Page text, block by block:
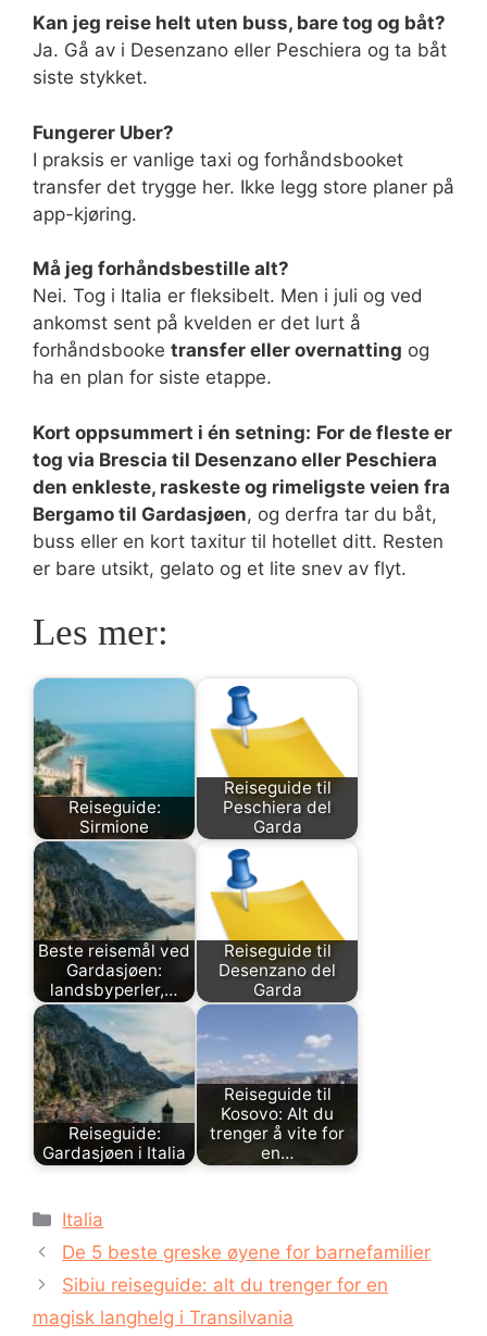
Kan jeg reise helt uten buss, bare tog og båt?
Ja. Gå av i Desenzano eller Peschiera og ta båt
siste stykket.
Fungerer Uber?
I praksis er vanlige taxi og forhåndsbooket
transfer det trygge her. Ikke legg store planer på
app-kjøring.
Må jeg forhåndsbestille alt?
Nei. Tog i Italia er fleksibelt. Men i juli og ved
ankomst sent på kvelden er det lurt å
forhåndsbooke transfer eller overnatting og
ha en plan for siste etappe.
Kort oppsummert i én setning: For de fleste er
tog via Brescia til Desenzano eller Peschiera
den enkleste, raskeste og rimeligste veien fra
Bergamo til Gardasjøen, og derfra tar du båt,
buss eller en kort taxitur til hotellet ditt. Resten
er bare utsikt, gelato og et lite snev av flyt.
Les mer:
Reiseguide:
Sirmione
Reiseguide til
Peschiera del
Garda
Beste reisemål ved
Gardasjøen:
landsbyperler,…
Reiseguide til
Desenzano del
Garda
Reiseguide:
Gardasjøen i Italia
Reiseguide til
Kosovo: Alt du
trenger å vite for
en…
Kategorier
Italia
De 5 beste greske øyene for barnefamilier
Sibiu reiseguide: alt du trenger for en
magisk langhelg i Transilvania